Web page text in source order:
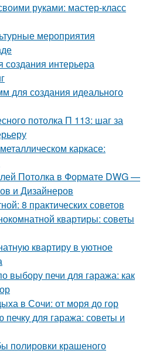
руками: мастер-класс
мероприятия
интерьера
для создания идеального
потолка П 113: шаг за
каркасе:
Потолка в Формате DWG —
и Дизайнеров
8 практических советов
квартиры: советы
квартиру в уютное
выбору печи для гаража: как
в Сочи: от моря до гор
для гаража: советы и
полировки крашеного